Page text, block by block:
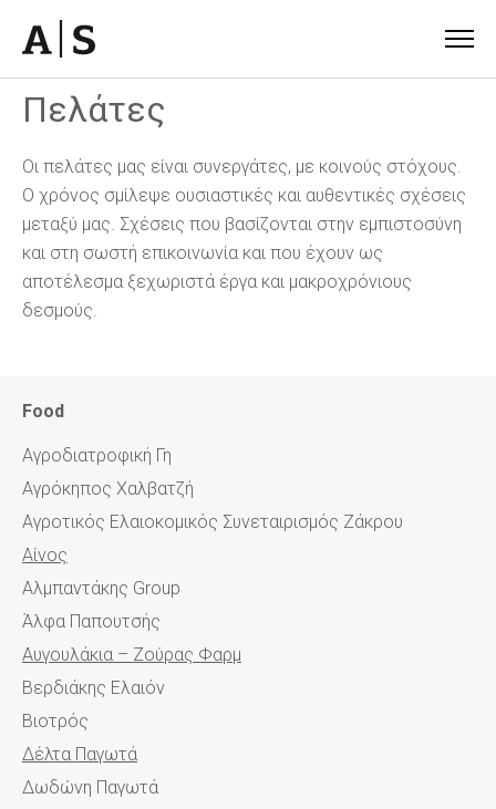
Πελάτες
Οι πελάτες μας είναι συνεργάτες, με κοινούς στόχους.
Ο χρόνος σμίλεψε ουσιαστικές και αυθεντικές σχέσεις
μεταξύ μας. Σχέσεις που βασίζονται στην εμπιστοσύνη
και στη σωστή επικοινωνία και που έχουν ως
αποτέλεσμα ξεχωριστά έργα και μακροχρόνιους
δεσμούς.
Food
Αγροδιατροφική Γη
Αγρόκηπος Χαλβατζή
Αγροτικός Ελαιοκομικός Συνεταιρισμός Ζάκρου
Αίνος
Αλμπαντάκης Group
Άλφα Παπουτσής
Αυγουλάκια – Ζούρας Φαρμ
Βερδιάκης Ελαιόν
Βιοτρός
Δέλτα Παγωτά
Δωδώνη Παγωτά